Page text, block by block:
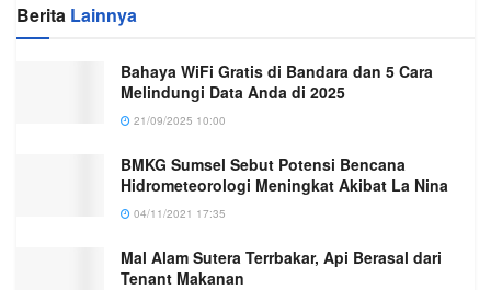
Berita Lainnya
Bahaya WiFi Gratis di Bandara dan 5 Cara
Melindungi Data Anda di 2025
21/09/2025 10:00
BMKG Sumsel Sebut Potensi Bencana
Hidrometeorologi Meningkat Akibat La Nina
04/11/2021 17:35
Mal Alam Sutera Terrbakar, Api Berasal dari
Tenant Makanan